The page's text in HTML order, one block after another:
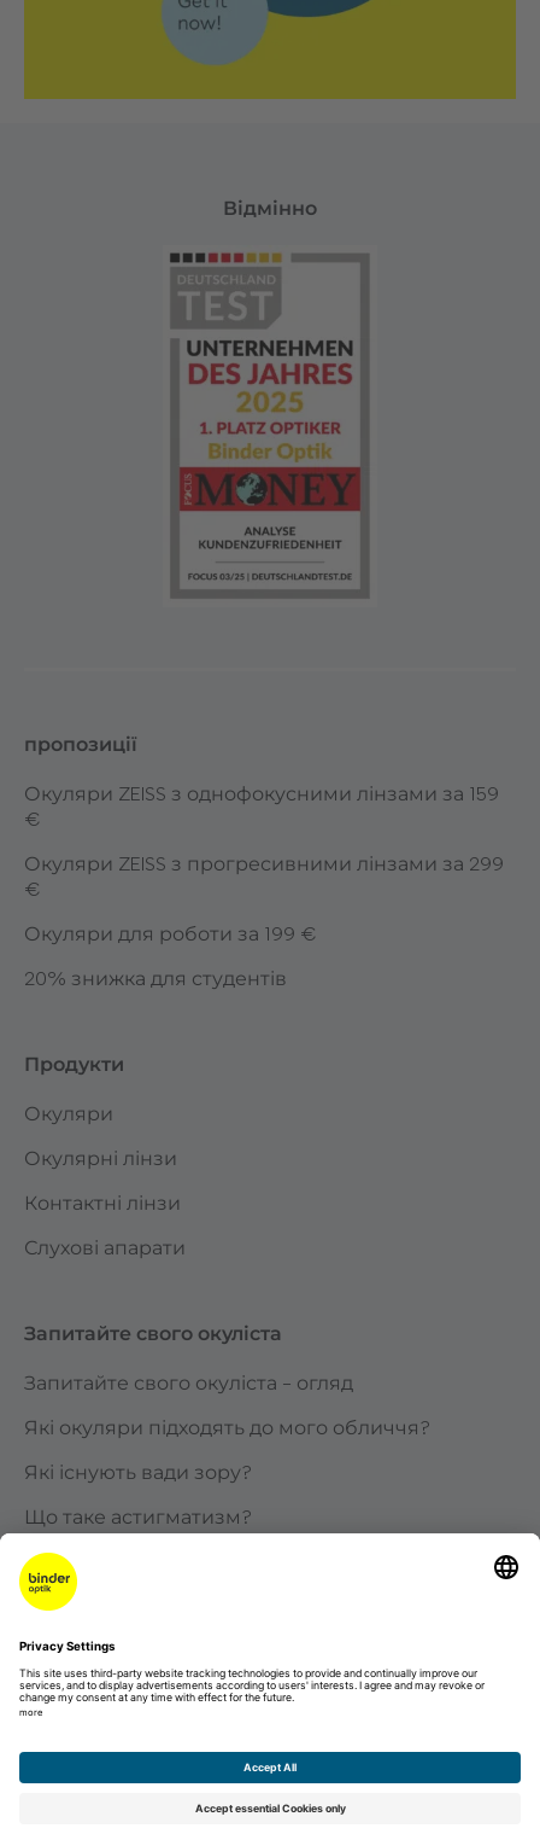
Відмінно
пропозиції
Окуляри ZEISS з однофокусними лінзами за 159
€
Окуляри ZEISS з прогресивними лінзами за 299
€
Окуляри для роботи за 199 €
20% знижка для студентів
Продукти
Окуляри
Окулярні лінзи
Контактні лінзи
Слухові апарати
Запитайте свого окуліста
Запитайте свого окуліста – огляд
Які окуляри підходять до мого обличчя?
Які існують вади зору?
Що таке астигматизм?
Чому в літньому віці мені потрібні окуляри для
читання?
окулярів?